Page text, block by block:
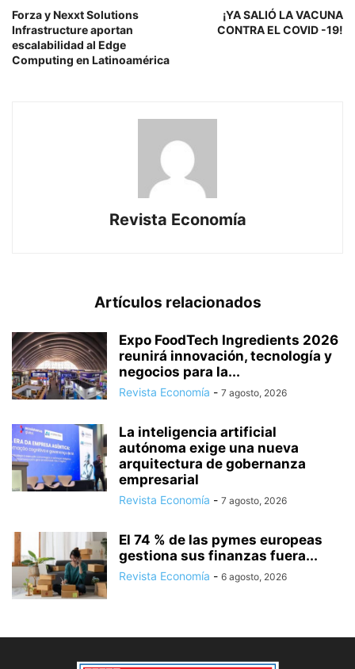
Forza y Nexxt Solutions
Infrastructure aportan
escalabilidad al Edge
Computing en Latinoamérica
¡YA SALIÓ LA VACUNA
CONTRA EL COVID -19!
Revista Economía
Artículos relacionados
Expo FoodTech Ingredients 2026
reunirá innovación, tecnología y
negocios para la...
Revista Economía - 7 agosto, 2026
La inteligencia artificial
autónoma exige una nueva
arquitectura de gobernanza
empresarial
Revista Economía - 7 agosto, 2026
El 74 % de las pymes europeas
gestiona sus finanzas fuera...
Revista Economía - 6 agosto, 2026